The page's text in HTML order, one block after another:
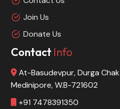
Join Us
Donate Us
Contact Info
At-Basudevpur, Durga
Medinipore, W.B-721602
+91 7478391350